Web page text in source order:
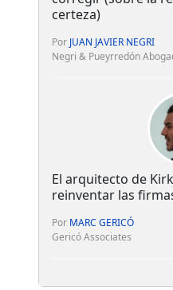
certeza)
Por JUAN JAVIER NEGRI
Negri & Pueyrredón
El arquitecto de
reinventar las
Por MARC GERICÓ
Gericó Associates